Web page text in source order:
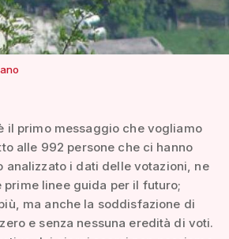
il primo messaggio che vogliamo
alle 992 persone che ci hanno
i dati delle votazioni, ne
linee guida per il futuro;
ma anche la soddisfazione di
e senza nessuna eredità di voti.